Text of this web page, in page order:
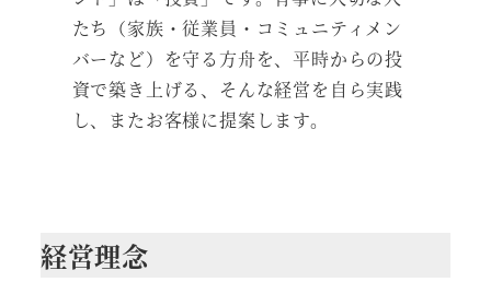
たち（家族・従業員・コミュニティメン
バーなど）を守る方舟を、平時からの投
資で築き上げる、そんな経営を自ら実践
し、またお客様に提案します。
経営理念